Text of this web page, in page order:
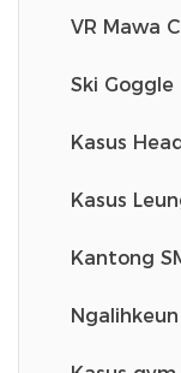
VR Mawa
Ski Goggle
Kasus
Kasus
Kantong